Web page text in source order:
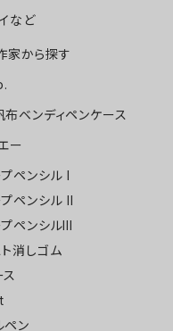
など
家から探す
布ベンディペンケース
ー
ペンシル I
ペンシル II
ペンシルIII
消しゴム
ペン